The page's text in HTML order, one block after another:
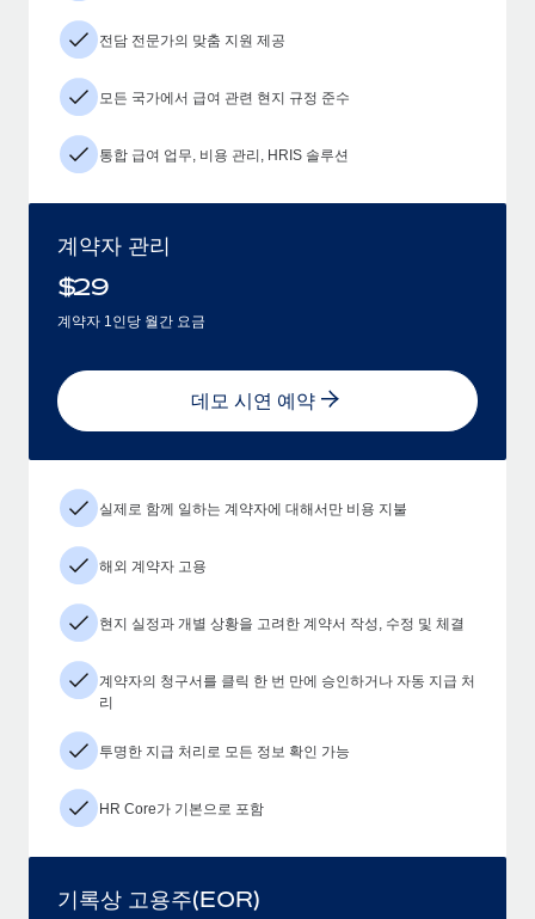
전담 전문가의 맞춤 지원 제공
모든 국가에서 급여 관련 현지 규정 준수
통합 급여 업무, 비용 관리, HRIS 솔루션
계약자 관리
$29
계약자 1인당 월간 요금
데모 시연 예약
실제로 함께 일하는 계약자에 대해서만 비용 지불
해외 계약자 고용
현지 실정과 개별 상황을 고려한 계약서 작성, 수정 및 체결
계약자의 청구서를 클릭 한 번 만에 승인하거나 자동 지급 처
리
투명한 지급 처리로 모든 정보 확인 가능
HR Core가 기본으로 포함
기록상 고용주(EOR)